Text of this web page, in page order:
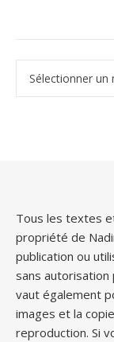
Tous les textes
propriété de
publication ou
sans autorisation
vaut également
images et la
reproduction. Si